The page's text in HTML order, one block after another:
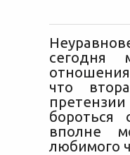
сегодня
что
бороться
вполне
любимого